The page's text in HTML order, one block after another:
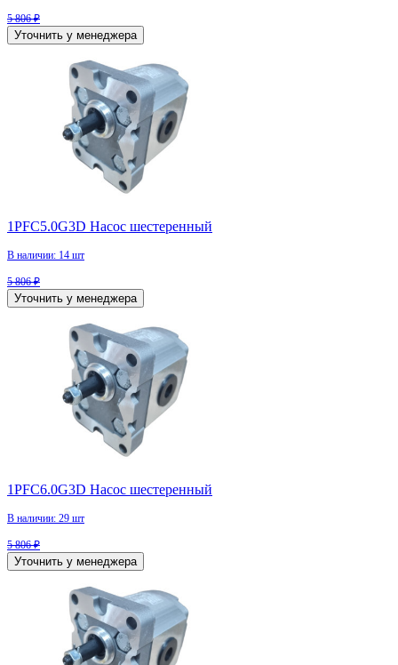
5 806 ₽
Уточнить у менеджера
1PFC5.0G3D Насос шестеренный
В наличии: 14 шт
5 806 ₽
Уточнить у менеджера
1PFC6.0G3D Насос шестеренный
В наличии: 29 шт
5 806 ₽
Уточнить у менеджера